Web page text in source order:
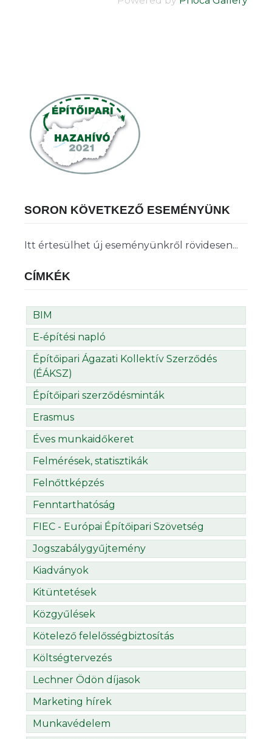
SORON KÖVETKEZŐ ESEMÉNYÜNK
Itt értesülhet új eseményünkről rövidesen...
CÍMKÉK
BIM
E-építési napló
Építőipari Ágazati Kollektív Szerződés
(ÉÁKSZ)
Építőipari szerződésminták
Erasmus
Éves munkaidőkeret
Felmérések, statisztikák
Felnőttképzés
Fenntarthatóság
FIEC - Európai Építőipari Szövetség
Jogszabálygyűjtemény
Kiadványok
Kitüntetések
Közgyűlések
Kötelező felelősségbiztosítás
Költségtervezés
Lechner Ödön díjasok
Marketing hírek
Munkavédelem